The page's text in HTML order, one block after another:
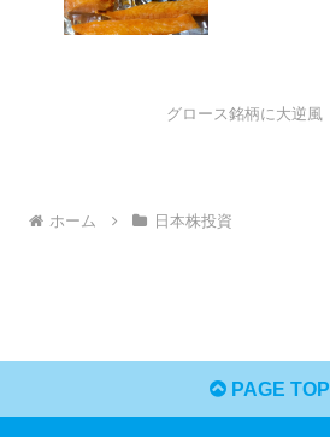
グロース銘柄に大逆風
ホーム 日本株投資
PAGE TOP